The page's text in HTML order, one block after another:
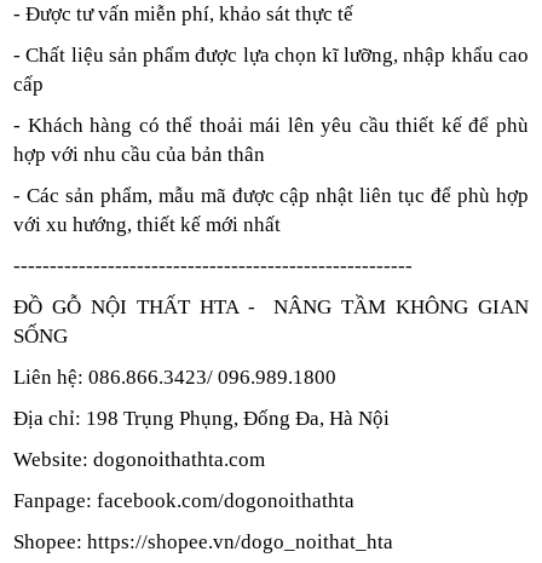
- Được tư vấn miễn phí, khảo sát thực tế
- Chất liệu sản phẩm được lựa chọn kĩ lưỡng, nhập khẩu cao
cấp
- Khách hàng có thể thoải mái lên yêu cầu thiết kế để phù
hợp với nhu cầu của bản thân
- Các sản phẩm, mẫu mã được cập nhật liên tục để phù hợp
với xu hướng, thiết kế mới nhất
-------------------------------------------------------
ĐỒ GỖ NỘI THẤT HTA - NÂNG TẦM KHÔNG GIAN
SỐNG
Liên hệ: 086.866.3423/ 096.989.1800
Địa chỉ: 198 Trụng Phụng, Đống Đa, Hà Nội
Website: dogonoithathta.com
Fanpage: facebook.com/dogonoithathta
Shopee: https://shopee.vn/dogo_noithat_hta